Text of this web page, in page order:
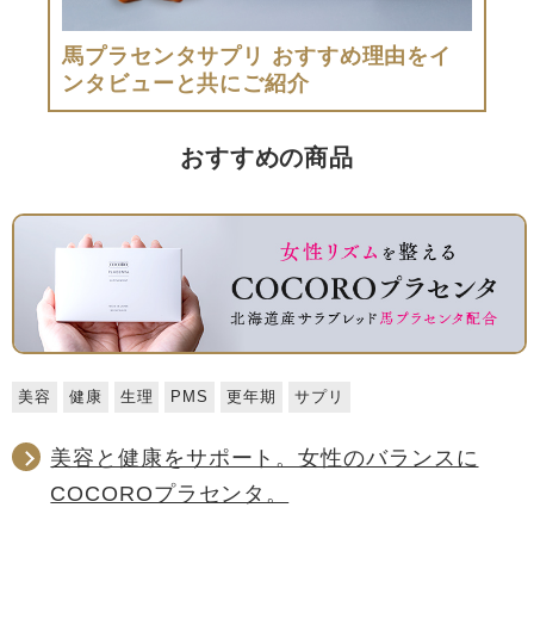
馬プラセンタサプリ おすすめ理由をイ
ンタビューと共にご紹介
おすすめの商品
美容 健康 生理 PMS 更年期 サプリ
美容と健康をサポート。女性のバランスに
COCOROプラセンタ。